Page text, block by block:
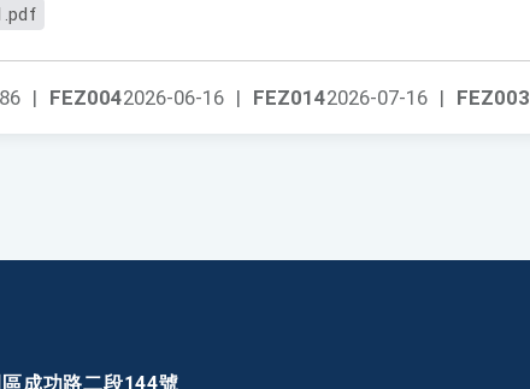
FEZ003
FEZ0142026-07-16 |
FEZ0042026-06-16 |
86 |
成功路二段144號